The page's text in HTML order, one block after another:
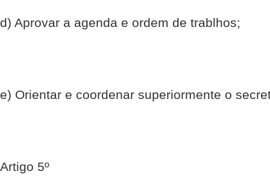
d) Aprovar a agenda e ordem de trablhos;
e) Orientar e coordenar superiormente o
Artigo 5º